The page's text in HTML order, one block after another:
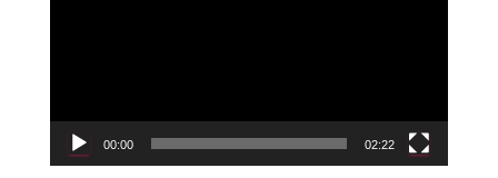
c
00:00 02:22